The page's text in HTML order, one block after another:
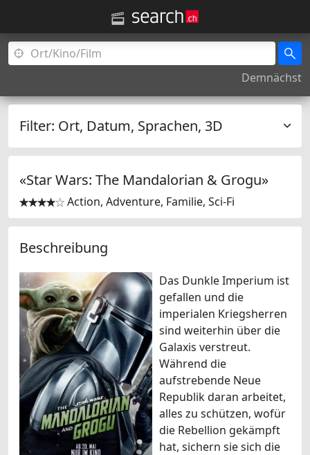
Demnächst
Filter: Ort, Datum, Sprachen, 3D
«Star Wars: The Mandalorian & Grogu»

 Action, Adventure, Familie, Sci-Fi
Beschreibung
Das Dunkle Imperium ist
gefallen und die
imperialen Kriegsherren
sind weiterhin über die
Galaxis verstreut.
Während die
aufstrebende Neue
Republik daran arbeitet,
alles zu schützen, wofür
die Rebellion gekämpft
hat, sichern sie sich die